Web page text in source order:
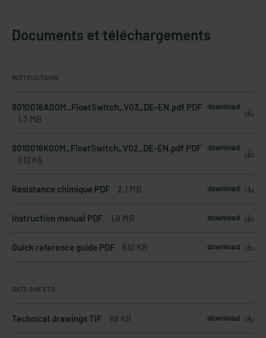
Documents et téléchargements
INSTRUCTIONS
9010016A00M_FloatSwitch_V03_DE-EN.pdf PDF
1.3 MB
download
9010016K00M_FloatSwitch_V02_DE-EN.pdf PDF
610 KB
download
Résistance chimique PDF 2.1 MB download
Instruction manual PDF 1.8 MB download
Quick reference guide PDF 610 KB download
DATA SHEETS
Technical drawings TIF 98 KB download